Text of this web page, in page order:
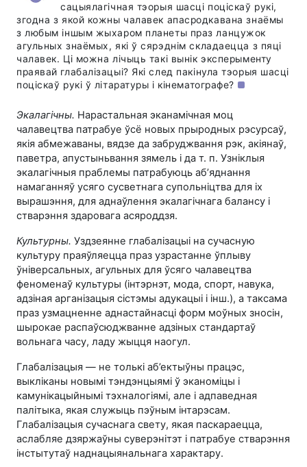
сацыялагічная тэорыя шасці поціскаў рукі,
згодна з якой кожны чалавек апасродкавана знаёмы
з любым іншым жыхаром планеты праз ланцужок
агульных знаёмых, які ў сярэднім складаецца з пяці
чалавек. Ці можна лічыць такі вынік эксперыменту
праявай глабалізацыі? Які след пакінула тэорыя шасці
поціскаў рукі ў літаратуры і кінематографе?
Экалагічны. Нарастальная эканамічная моц
чалавецтва патрабуе ўсё новых прыродных рэсурсаў,
якія абмежаваны, вядзе да забруджвання рэк, акіянаў,
паветра, апустыньвання зямель і да т. п. Узніклыя
экалагічныя праблемы патрабуюць аб’яднання
намаганняў усяго сусветнага супольніцтва для іх
вырашэння, для аднаўлення экалагічнага балансу і
стварэння здаровага асяроддзя.
Культурны. Уздзеянне глабалізацыі на сучасную
культуру праяўляецца праз узрастанне ўплыву
ўніверсальных, агульных для ўсяго чалавецтва
феноменаў культуры (інтэрнэт, мода, спорт, навука,
адзіная арганізацыя сістэмы адукацыі і інш.), а таксама
праз узмацненне аднастайнасці форм моўных зносін,
шырокае распаўсюджванне адзіных стандартаў
вольнага часу, ладу жыцця наогул.
Глабалізацыя — не толькі аб’ектыўны працэс,
выкліканы новымі тэндэнцыямі ў эканоміцы і
камунікацыйнымі тэхналогіямі, але і адпаведная
палітыка, якая служыць пэўным інтарэсам.
Глабалізацыя сучаснага свету, якая паскараецца,
аслабляе дзяржаўны суверэнітэт і патрабуе стварэння
інстытутаў наднацыянальнага характару.